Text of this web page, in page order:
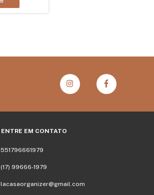
ENTRE EM CONTATO
551796661979
(17) 99666-1979
lacasaorganizer@gmail.com